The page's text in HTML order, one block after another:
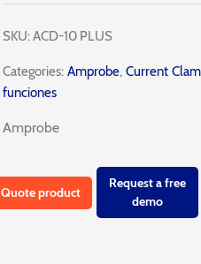
SKU:ACD-10 PLUS
Categories:Amprobe,Current
funciones
Amprobe
Quote product
Request a free
demo